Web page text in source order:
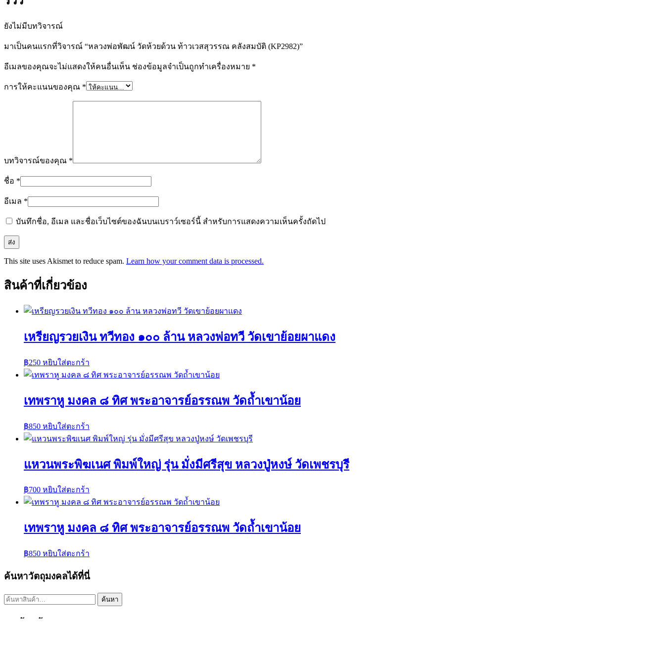
ยังไม่มีบทวิจารณ์
มาเป็นคนแรกที่วิจารณ์ “หลวงพ่อพัฒน์ วัดห้วยด้วน ท้าวเวสสุวรรณ คลังสมบัติ (KP2982)”
อีเมลของคุณจะไม่แสดงให้คนอื่นเห็น ช่องข้อมูลจำเป็นถูกทำเครื่องหมาย *
การให้คะแนนของคุณ *
บทวิจารณ์ของคุณ *
ชื่อ *
อีเมล *
บันทึกชื่อ, อีเมล และชื่อเว็บไซต์ของฉันบนเบราว์เซอร์นี้ สำหรับการแสดงความเห็นครั้งถัดไป
This site uses Akismet to reduce spam. Learn how your comment data is processed.
สินค้าที่เกี่ยวข้อง
เหรียญรวยเงิน ทวีทอง ๑๐๐ ล้าน หลวงพ่อทวี วัดเขาย้อยผาแดง
฿250 หยิบใส่ตะกร้า
เทพราหู มงคล ๘ ทิศ พระอาจารย์อรรณพ วัดถ้ำเขาน้อย
฿850 หยิบใส่ตะกร้า
แหวนพระพิฆเนศ พิมพ์ใหญ่ รุ่น มั่งมีศรีสุข หลวงปู่หงษ์ วัดเพชรบุรี
฿700 หยิบใส่ตะกร้า
เทพราหู มงคล ๘ ทิศ พระอาจารย์อรรณพ วัดถ้ำเขาน้อย
฿850 หยิบใส่ตะกร้า
ค้นหาวัตถุมงคลได้ที่นี่
ค้นหา: ค้นหา